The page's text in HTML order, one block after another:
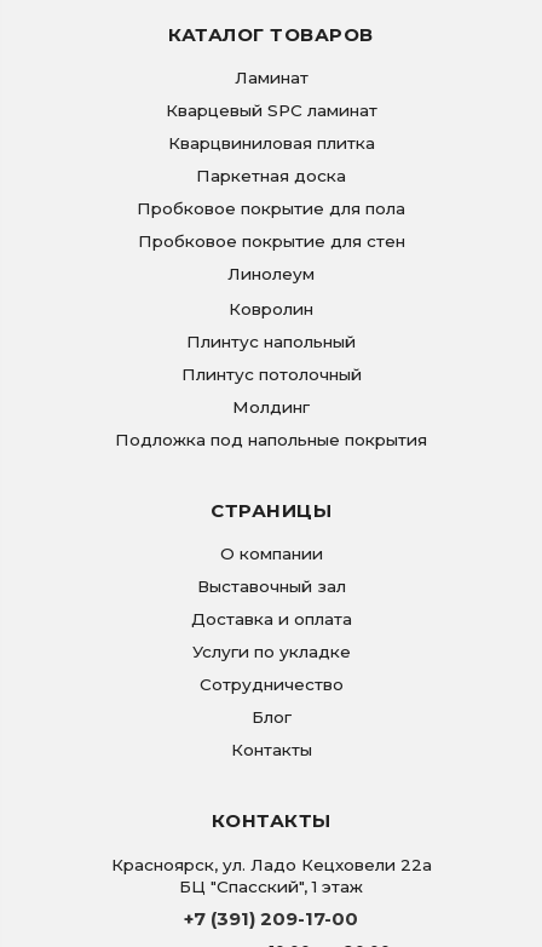
КАТАЛОГ ТОВАРОВ
Ламинат
Кварцевый SPC ламинат
Кварцвиниловая плитка
Паркетная доска
Пробковое покрытие для пола
Пробковое покрытие для стен
Линолеум
Ковролин
Плинтус напольный
Плинтус потолочный
Молдинг
Подложка под напольные покрытия
СТРАНИЦЫ
О компании
Выставочный зал
Доставка и оплата
Услуги по укладке
Сотрудничество
Блог
Контакты
КОНТАКТЫ
Красноярск, ул. Ладо Кецховели 22а
БЦ "Спасский", 1 этаж
+7 (391) 209-17-00